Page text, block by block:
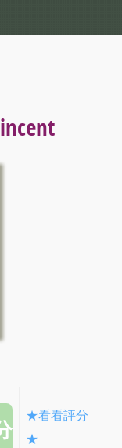
★看看評分
★